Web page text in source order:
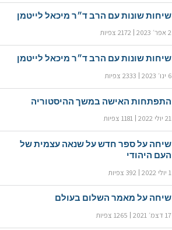
שיחות שונות עם הרב ד״ר מיכאל לייטמן
2 אפר׳ 2023 2172 צפיות
שיחות שונות עם הרב ד״ר מיכאל לייטמן
6 ינו׳ 2023 2333 צפיות
התפתחות האישה במשך ההיסטוריה
21 יולי 2022 1181 צפיות
שיחה על ספר חדש על שנאה עצמית של
העם היהודי
1 יולי 2022 392 צפיות
שיחה על מאמר השלום בעולם
17 דצמ׳ 2021 1265 צפיות